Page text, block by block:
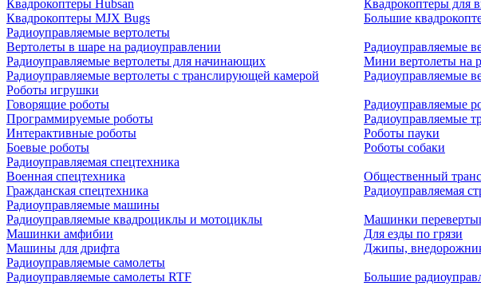
Квадрокоптеры Hubsan
Квадрокоптеры MJX Bugs
Квадрокоптеры для
Большие
Радиоуправляемые вертолеты
Вертолеты в шаре на радиоуправлении
Радиоуправляемые вертолеты для начинающих
Радиоуправляемые вертолеты с транслирующей камерой
Радиоуправляемые
Мини вертолеты на
Радиоуправляемые
Роботы игрушки
Говорящие роботы
Программируемые роботы
Интерактивные роботы
Боевые роботы
Радиоуправляемые
Радиоуправляемые
Роботы пауки
Роботы собаки
Радиоуправляемая спецтехника
Военная спецтехника
Гражданская спецтехника
Общественный
Радиоуправляемая
Радиоуправляемые машины
Радиоуправляемые квадроциклы и мотоциклы
Машинки амфибии
Машины для дрифта
Машинки
Для езды по грязи
Джипы,
Радиоуправляемые самолеты
Радиоуправляемые самолеты RTF
Большие